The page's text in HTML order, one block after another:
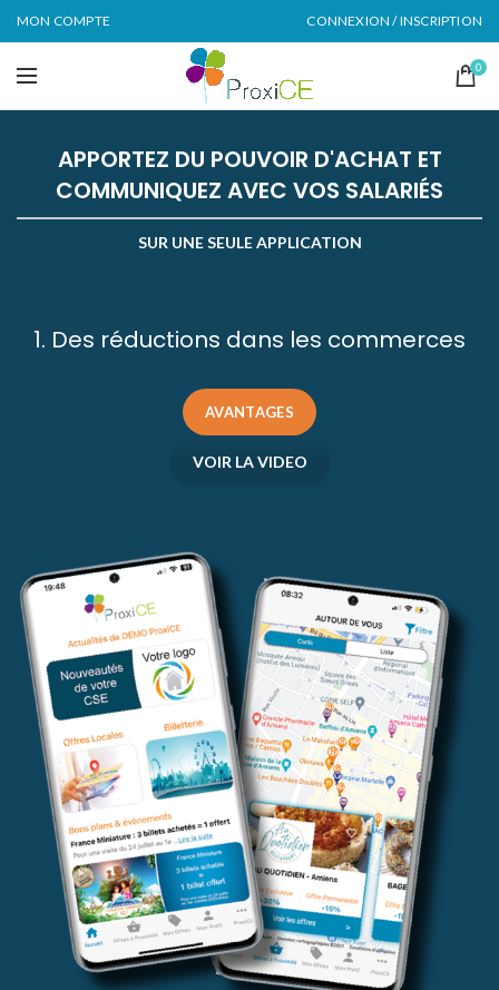
MON COMPTE CONNEXION / INSCRIPTION
0
APPORTEZ DU POUVOIR D'ACHAT ET
COMMUNIQUEZ AVEC VOS SALARIÉS
SUR UNE SEULE APPLICATION
1. Des réductions dans les commerces
AVANTAGES
VOIR LA VIDEO